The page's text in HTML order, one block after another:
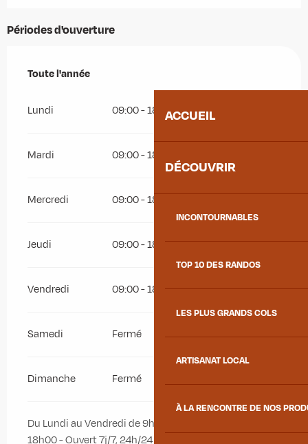
ACCUEIL
DÉCOUVRIR
INCONTOURNABLES
TOP 10 DES RANDOS
LES PLUS GRANDS COLS
ARTISANAT LOCAL
À LA RENCONTRE DE NOS
Périodes d'ouverture
Toute l'année
Toute l'année
Lundi 09:00 - 18:00
Mardi 09:00 - 18:00
Mercredi 09:00 - 18:00
Jeudi 09:00 - 18:00
Vendredi 09:00 - 18:00
Samedi Fermé
Dimanche Fermé
Du Lundi au Vendredi de 9h00 à 12h00 et de 14h00 à
18h00 - Ouvert 7j/7, 24h/24 pour nos adhérents